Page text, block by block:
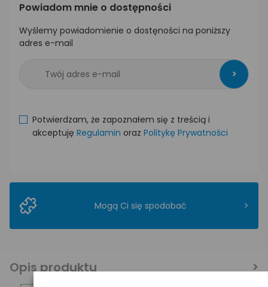
Powiadom mnie o dostępności
Wyślemy powiadomienie o dostęności na poniższy
adres e-mail
>
Potwierdzam, że zapoznałem się z treścią i
akceptuję Regulamin oraz Politykę Prywatności
Mogą Ci się spodobać >
Opis produktu